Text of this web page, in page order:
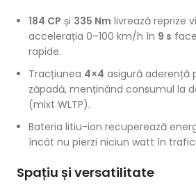
184 CP și 335 Nm livrează reprize
accelerația 0–100 km/h în 9 s
rapide.
Tracțiunea 4×4 asigură aderență
zăpadă, menținând consumul la
(mixt WLTP).
Bateria litiu-ion recuperează
încât nu pierzi niciun watt în
Spațiu și versatilitate